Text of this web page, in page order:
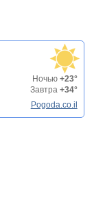
Ночью +23°
Завтра +34°
Pogoda.co.il